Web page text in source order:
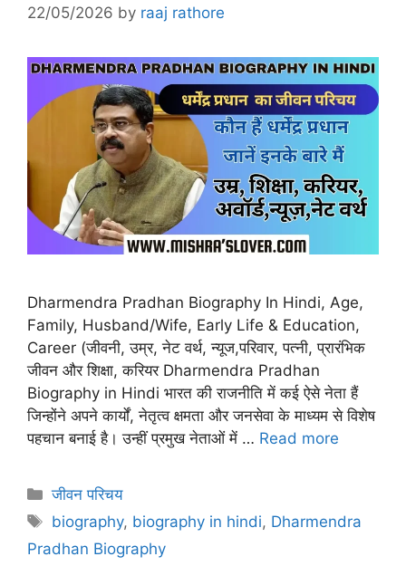
22/05/2026 by raaj rathore
Dharmendra Pradhan Biography In Hindi, Age,
Family, Husband/Wife, Early Life & Education,
Career (जीवनी, उम्र, नेट वर्थ, न्यूज,परिवार, पत्नी, प्रारंभिक
जीवन और शिक्षा, करियर Dharmendra Pradhan
Biography in Hindi भारत की राजनीति में कई ऐसे नेता हैं
जिन्होंने अपने कार्यों, नेतृत्व क्षमता और जनसेवा के माध्यम से विशेष
पहचान बनाई है। उन्हीं प्रमुख नेताओं में … Read more
Categories
जीवन परिचय
Tags
biography, biography in hindi, Dharmendra
Pradhan Biography